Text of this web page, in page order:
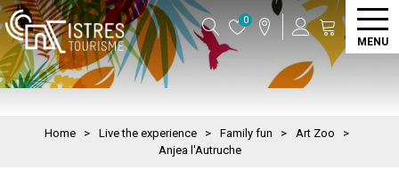
0
MENU
Home > Live the experience > Family fun > Art Zoo
>
Anjea l'Autruche